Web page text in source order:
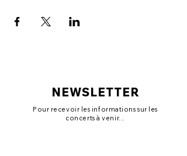
NEWSLETTER
Pour recevoir les informations sur les
concerts à venir...